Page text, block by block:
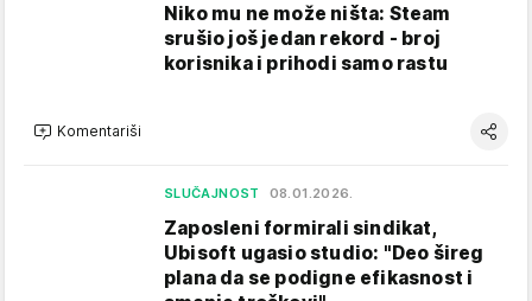
Niko mu ne može ništa: Steam
srušio još jedan rekord - broj
korisnika i prihodi samo rastu
Komentariši
SLUČAJNOST 08.01.2026.
Zaposleni formirali sindikat,
Ubisoft ugasio studio: "Deo šireg
plana da se podigne efikasnost i